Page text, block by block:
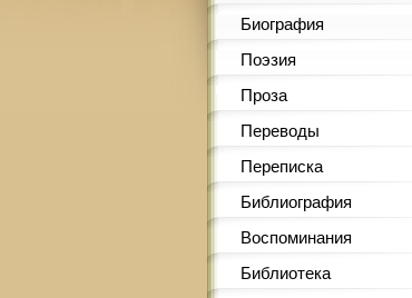
Биография
Поэзия
Проза
Переводы
Переписка
Библиография
Воспоминания
Библиотека